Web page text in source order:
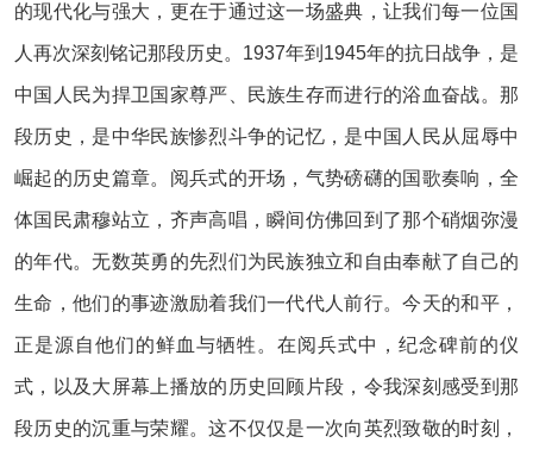
的现代化与强大，更在于通过这一场盛典，让我们每一位国
人再次深刻铭记那段历史。1937年到1945年的抗日战争，是
中国人民为捍卫国家尊严、民族生存而进行的浴血奋战。那
段历史，是中华民族惨烈斗争的记忆，是中国人民从屈辱中
崛起的历史篇章。阅兵式的开场，气势磅礴的国歌奏响，全
体国民肃穆站立，齐声高唱，瞬间仿佛回到了那个硝烟弥漫
的年代。无数英勇的先烈们为民族独立和自由奉献了自己的
生命，他们的事迹激励着我们一代代人前行。今天的和平，
正是源自他们的鲜血与牺牲。在阅兵式中，纪念碑前的仪
式，以及大屏幕上播放的历史回顾片段，令我深刻感受到那
段历史的沉重与荣耀。这不仅仅是一次向英烈致敬的时刻，